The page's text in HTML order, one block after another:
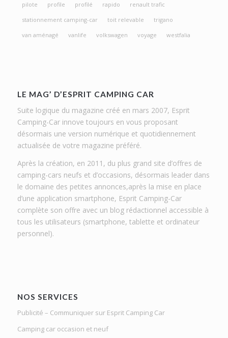
pilote
profile profilé rapido
renault trafic
stationnement camping-car
toit relevable
trigano
van aménagé
vanlife volkswagen voyage westfalia
LE MAG’ D’ESPRIT CAMPING CAR
Suite logique du magazine créé en mars 2007, Esprit
Camping-Car innove toujours en vous proposant
désormais une version numérique et quotidiennement
actualisée de votre magazine préféré.
Après la création, en 2011, du plus grand site d’offres de
camping-cars neufs et d’occasions, désormais leader dans
le domaine des petites annonces,après la mise en place
d’une application smartphone, Esprit Camping-Car
complète son offre avec un blog rédactionnel accessible à
tous les utilisateurs (smartphone, tablette et ordinateur
personnel).
NOS SERVICES
Publicité – Communiquer sur Esprit Camping Car
Camping car occasion et neuf